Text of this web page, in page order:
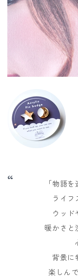
“ 「物語
ライフ
ウッド
暖かさと
背景に
楽しん